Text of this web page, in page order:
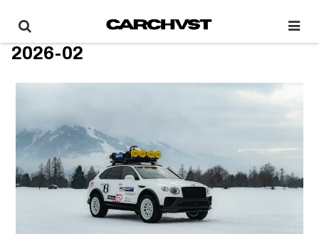
2026-02